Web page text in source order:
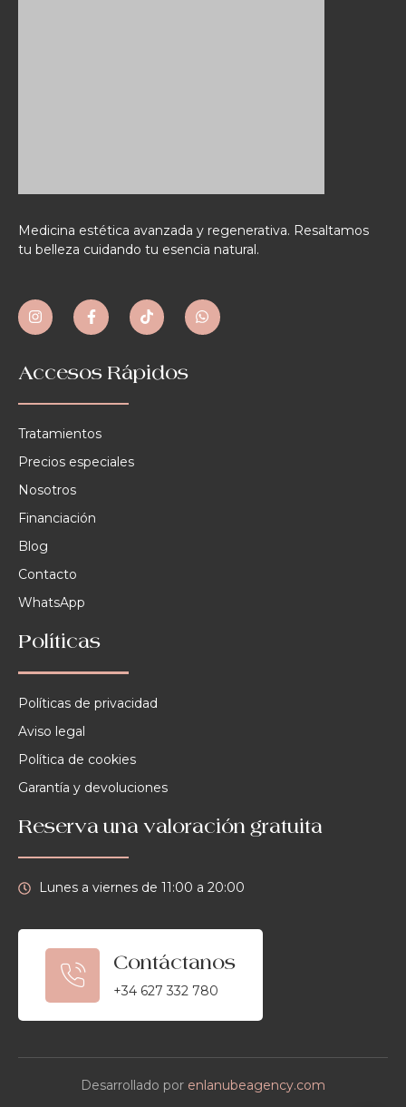
Medicina estética avanzada y regenerativa. Resaltamos
tu belleza cuidando tu esencia natural.
Accesos Rápidos
Tratamientos
Precios especiales
Nosotros
Financiación
Blog
Contacto
WhatsApp
Políticas
Políticas de privacidad
Aviso legal
Política de cookies
Garantía y devoluciones
Reserva una valoración gratuita
Lunes a viernes de 11:00 a 20:00
Contáctanos
+34 627 332 780
Desarrollado por enlanubeagency.com